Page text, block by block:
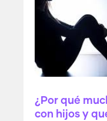
¿Por qué
con hijos y